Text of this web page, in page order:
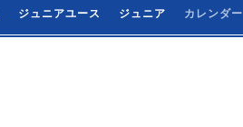
ジュニアユース ジュニア カレンダー